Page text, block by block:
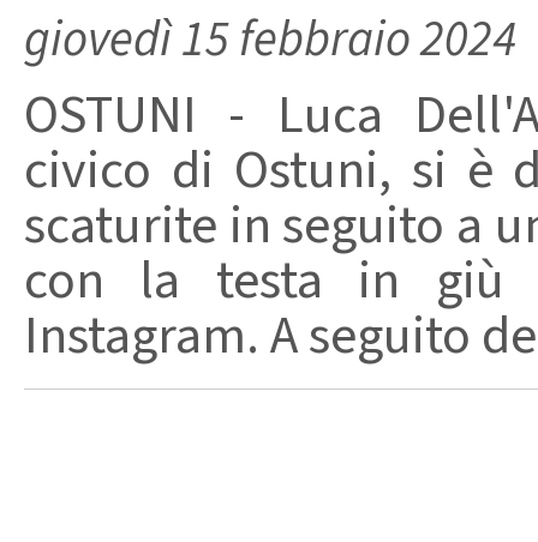
giovedì 15 febbraio 2024
OSTUNI - Luca
civico di Ostuni, si è
scaturite in seguito a
con la testa in giù
Instagram. A seguito